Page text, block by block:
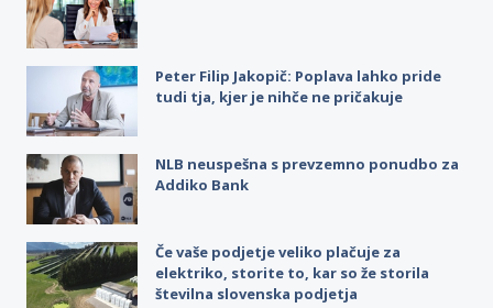
Peter Filip Jakopič: Poplava lahko pride
tudi tja, kjer je nihče ne pričakuje
NLB neuspešna s prevzemno ponudbo za
Addiko Bank
Če vaše podjetje veliko plačuje za
elektriko, storite to, kar so že storila
številna slovenska podjetja